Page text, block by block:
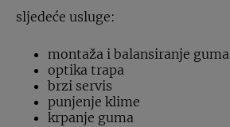
sljedeće usluge:
montaža i balansiranje guma
optika trapa
brzi servis
punjenje klime
krpanje guma